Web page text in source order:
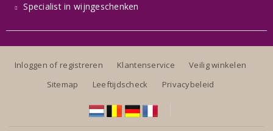
Specialist in wijngeschenken
Inloggen of registreren Klantenservice
Veilig winkelen
Sitemap
Leeftijdscheck Privacybeleid